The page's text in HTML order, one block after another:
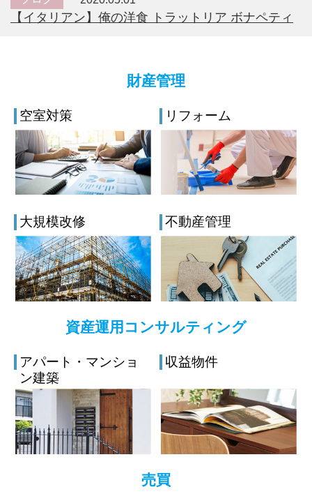
【イタリアン】俺の洋食 トラットリア ボナペティ
財産管理
空室対策 リフォーム
大規模改修 不動産管理
資産運用コンサルティング
アパート・マンショ
ン建築
収益物件
売買